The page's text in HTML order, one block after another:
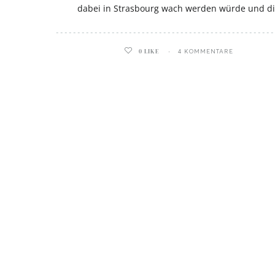
dabei in Strasbourg wach werden würde und
0 LIKE 4 KOMMENTARE